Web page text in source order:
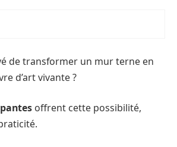
de transformer un mur terne en
d’art vivante ?
offrent cette possibilité,